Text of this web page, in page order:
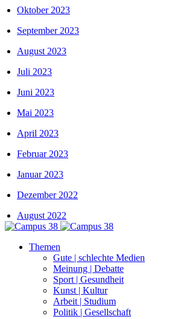
Oktober 2023
September 2023
August 2023
Juli 2023
Juni 2023
Mai 2023
April 2023
Februar 2023
Januar 2023
Dezember 2022
August 2022
Themen
Gute | schlechte Medien
Meinung | Debatte
Sport | Gesundheit
Kunst | Kultur
Arbeit | Studium
Politik | Gesellschaft